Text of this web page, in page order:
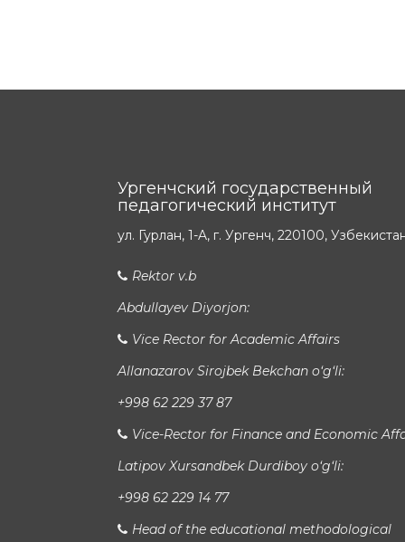
Ургенчский государственный
педагогический институт
ул. Гурлан, 1-A, г. Ургенч, 220100,
Rektor v.b
Abdullayev Diyorjon:
Vice Rector for Academic Affairs
Allanazarov Sirojbek Bekchan o‘g‘li:
+998 62 229 37 87
Vice-Rector for Finance and Economic
Latipov Xursandbek Durdiboy o‘g‘li:
+998 62 229 14 77
Head of the educational methodological